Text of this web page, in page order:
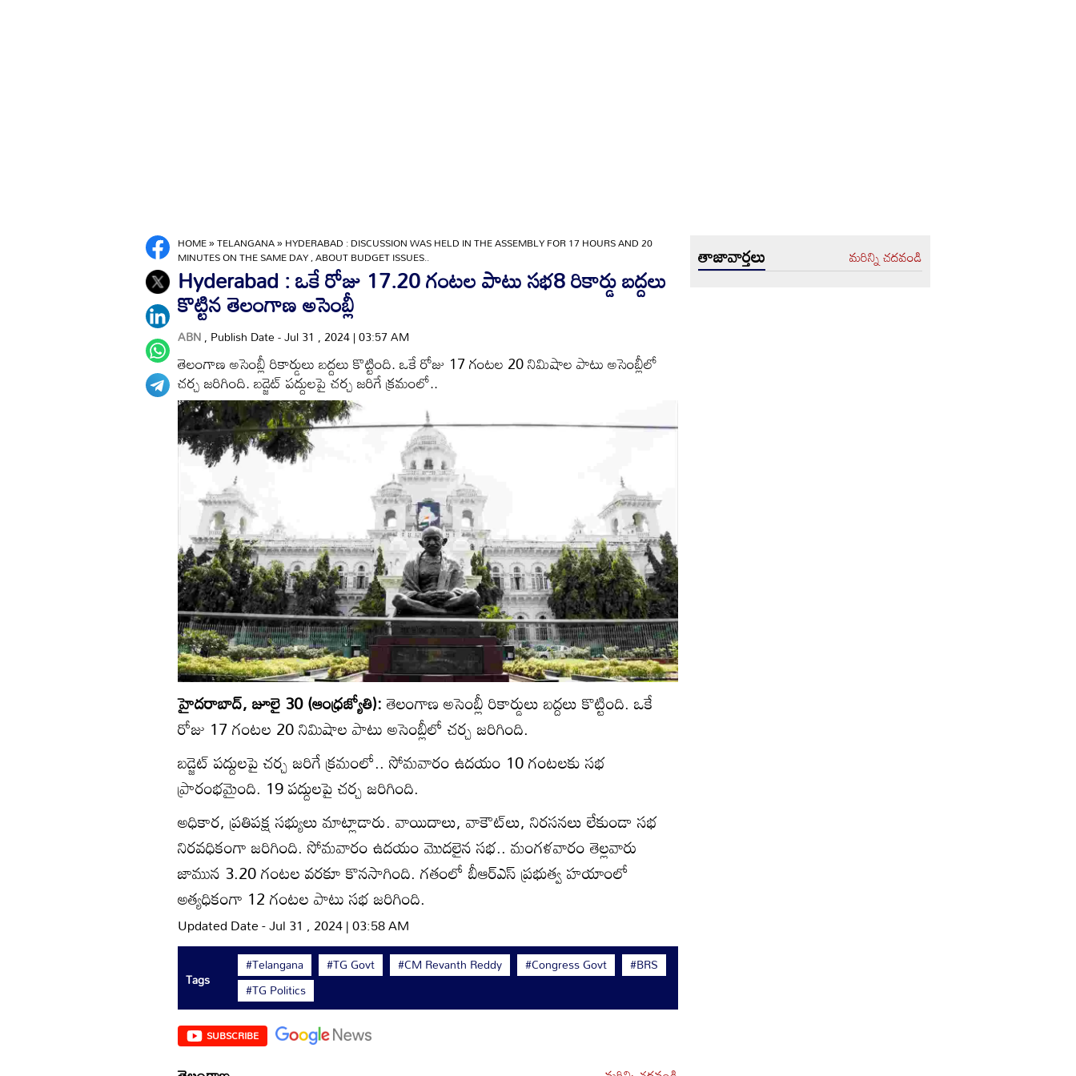
HOME»TELANGANA»HYDERABAD : DISCUSSION WAS HELD IN THE ASSEMBLY FOR 17 HOURS AND 20
MINUTES ON THE SAME DAY , ABOUT BUDGET ISSUES..
Hyderabad : ఒకే రోజు 17.20 గంటల పాటు సభ8 రికార్డు బద్దలు
కొట్టిన తెలంగాణ అసెంబ్లీ
ABN, Publish Date - Jul 31 , 2024 | 03:57 AM
తెలంగాణ అసెంబ్లీ రికార్డులు బద్దలు కొట్టింది. ఒకే రోజు 17 గంటల 20 నిమిషాల పాటు అసెంబ్లీలో
చర్చ జరిగింది. బడ్జెట్‌ పద్దులపై చర్చ జరిగే క్రమంలో..
హైదరాబాద్‌, జూలై 30 (ఆంధ్రజ్యోతి):తెలంగాణ అసెంబ్లీ రికార్డులు బద్దలు కొట్టింది. ఒకే
రోజు 17 గంటల 20 నిమిషాల పాటు అసెంబ్లీలో చర్చ జరిగింది.
బడ్జెట్‌ పద్దులపై చర్చ జరిగే క్రమంలో.. సోమవారం ఉదయం 10 గంటలకు సభ
ప్రారంభమైంది. 19 పద్దులపై చర్చ జరిగింది.
అధికార, ప్రతిపక్ష సభ్యులు మాట్లాడారు. వాయిదాలు, వాకౌట్‌లు, నిరసనలు లేకుండా సభ
నిరవధికంగా జరిగింది. సోమవారం ఉదయం మొదలైన సభ.. మంగళవారం తెల్లవారు
జామున 3.20 గంటల వరకూ కొనసాగింది. గతంలో బీఆర్‌ఎస్‌ ప్రభుత్వ హయాంలో
అత్యధికంగా 12 గంటల పాటు సభ జరిగింది.
Updated Date - Jul 31 , 2024 | 03:58 AM
Tags
#Telangana #TG Govt #CM Revanth Reddy #Congress Govt
#BRS
#TG Politics
SUBSCRIBE
తాజావార్తలు మరిన్ని చదవండి